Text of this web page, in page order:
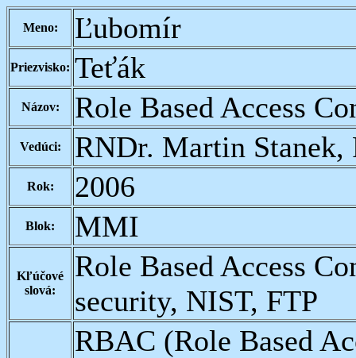
Meno: Ľubomír
Priezvisko: Teťák
Názov: Role Based Access
Vedúci: RNDr. Martin Stanek,
Rok: 2006
Blok: MMI
Kľúčové
slová:
Role Based Access
security, NIST, FTP
RBAC (Role Based